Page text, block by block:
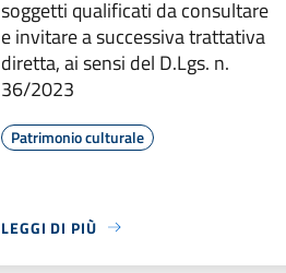
soggetti qualificati da consultare
e invitare a successiva trattativa
diretta, ai sensi del D.Lgs. n.
36/2023
Patrimonio culturale
LEGGI DI PIÙ